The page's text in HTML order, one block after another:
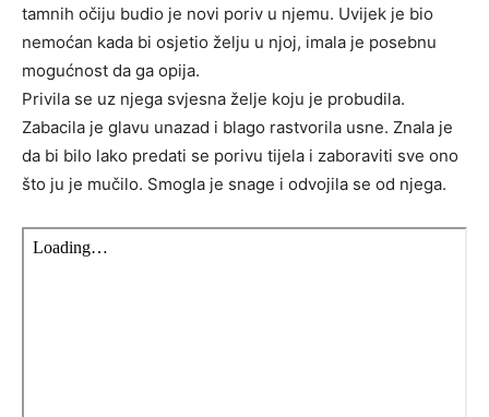
tamnih očiju budio je novi poriv u njemu. Uvijek je bio
nemoćan kada bi osjetio želju u njoj, imala je posebnu
mogućnost da ga opija.
Privila se uz njega svjesna želje koju je probudila.
Zabacila je glavu unazad i blago rastvorila usne. Znala je
da bi bilo lako predati se porivu tijela i zaboraviti sve ono
što ju je mučilo. Smogla je snage i odvojila se od njega.